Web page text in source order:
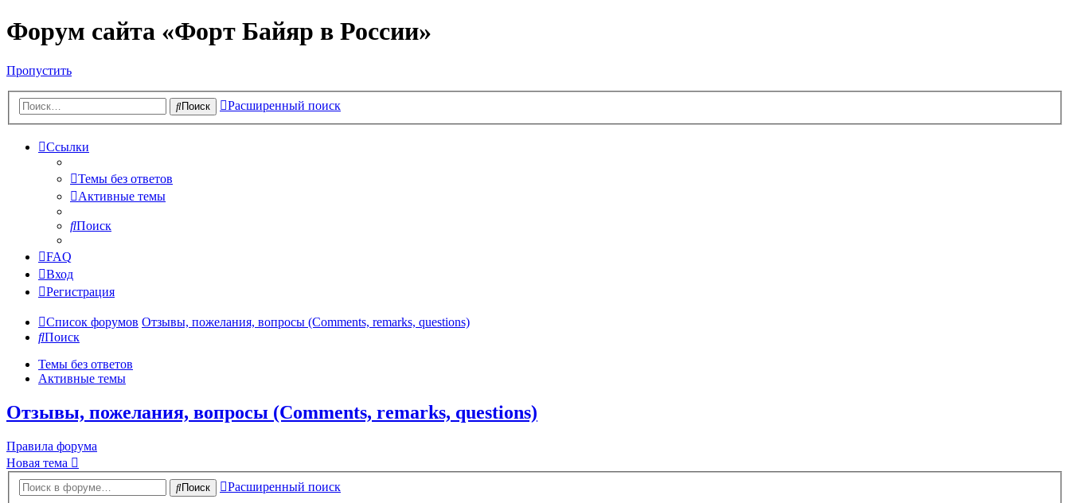
Форум сайта «Форт Байяр в России»
Пропустить
Поиск Расширенный поиск
Ссылки
Темы без ответов
Активные темы
Поиск
FAQ
Вход
Регистрация
Список форумов Отзывы, пожелания, вопросы (Comments, remarks, questions)
Поиск
Темы без ответов
Активные темы
Отзывы, пожелания, вопросы (Comments, remarks, questions)
Правила форума
Новая тема
Поиск
Расширенный поиск